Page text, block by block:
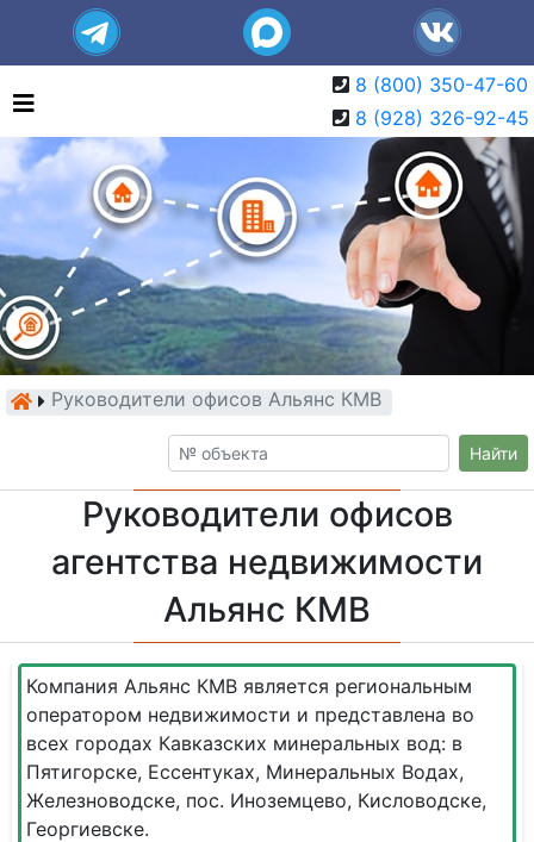
8 (800) 350-47-60
8 (928) 326-92-45
Руководители офисов Альянс КМВ
Найти
Руководители офисов
агентства недвижимости
Альянс КМВ
Компания Альянс КМВ является региональным
оператором недвижимости и представлена во
всех городах Кавказских минеральных вод: в
Пятигорске, Ессентуках, Минеральных Водах,
Железноводске, пос. Иноземцево, Кисловодске,
Георгиевске.